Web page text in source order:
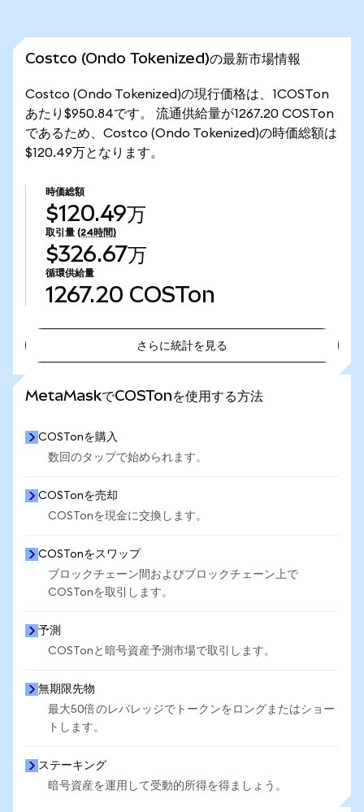
Costco (Ondo Tokenized)の最新市場情報
Costco (Ondo Tokenized)の現行価格は、1COSTon
あたり$950.84です。 流通供給量が1267.20 COSTon
であるため、Costco (Ondo Tokenized)の時価総額は
$120.49万となります。
時価総額
$120.49万
取引量 (24時間)
$326.67万
循環供給量
1267.20 COSTon
さらに統計を見る
MetaMaskでCOSTonを使用する方法
COSTonを購入
数回のタップで始められます。
COSTonを売却
COSTonを現金に交換します。
COSTonをスワップ
ブロックチェーン間およびブロックチェーン上で
COSTonを取引します。
予測
COSTonと暗号資産予測市場で取引します。
無期限先物
最大50倍のレバレッジでトークンをロングまたはショー
トします。
ステーキング
暗号資産を運用して受動的所得を得ましょう。